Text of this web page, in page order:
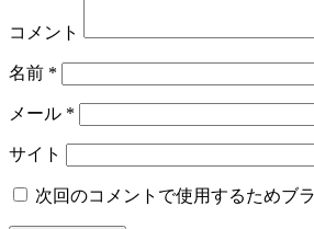
コメント
名前 *
メール *
サイト
次回のコメントで使用するためブ